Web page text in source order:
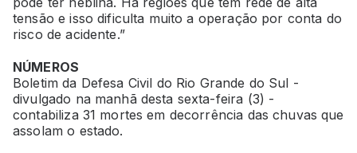
tensão e isso dificulta muito a operação por conta do
risco de acidente.”
NÚMEROS
Boletim da Defesa Civil do Rio Grande do Sul -
divulgado na manhã desta sexta-feira (3) -
contabiliza 31 mortes em decorrência das chuvas que
assolam o estado.